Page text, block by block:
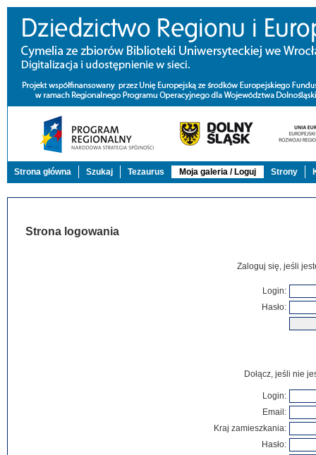
Strona główna Szukaj Tezaurus Moja galeria / Loguj Strony
Strona logowania
Zaloguj się, jeśli
Login:
Hasło:
Dołącz, jeśli nie
Login:
Email:
Kraj zamieszkania:
Hasło: